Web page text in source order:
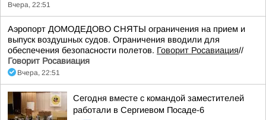
Вчера, 22:51
Аэропорт ДОМОДЕДОВО СНЯТЫ ограничения на прием и
выпуск воздушных судов. Ограничения вводили для
обеспечения безопасности полетов. Говорит Росавиация//
Говорит Росавиация
Вчера, 22:51
Сегодня вместе с командой заместителей
работали в Сергиевом Посаде-6